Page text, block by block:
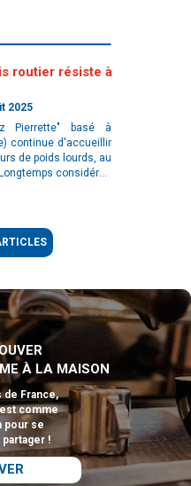
routier résiste à
19 août 2025
Pierrette" basé à
continue d'accueillir
de poids lourds, au
À LA MAISON
de France,
comme
pour se
!